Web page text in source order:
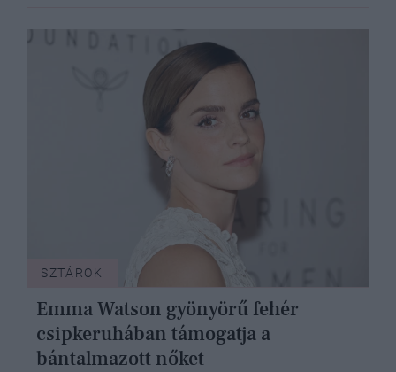
SZTÁROK
Emma Watson gyönyörű fehér
csipkeruhában támogatja a
bántalmazott nőket